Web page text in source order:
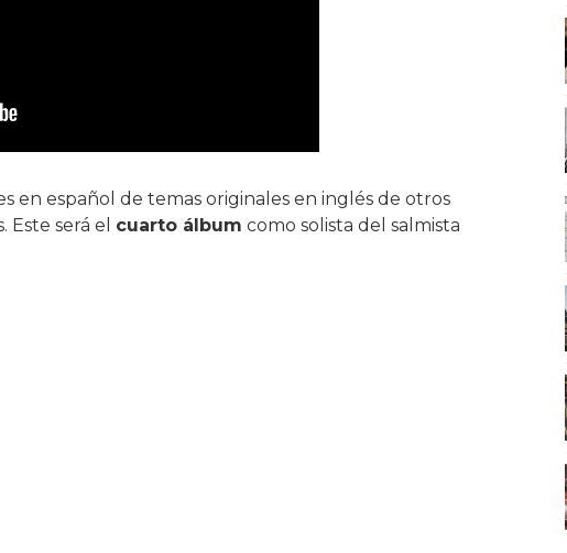
en español de temas originales en inglés de otros
será el cuarto álbum como solista del salmista